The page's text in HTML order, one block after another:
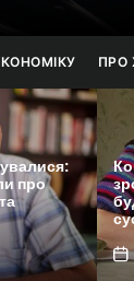
ПРО
українці
витрати